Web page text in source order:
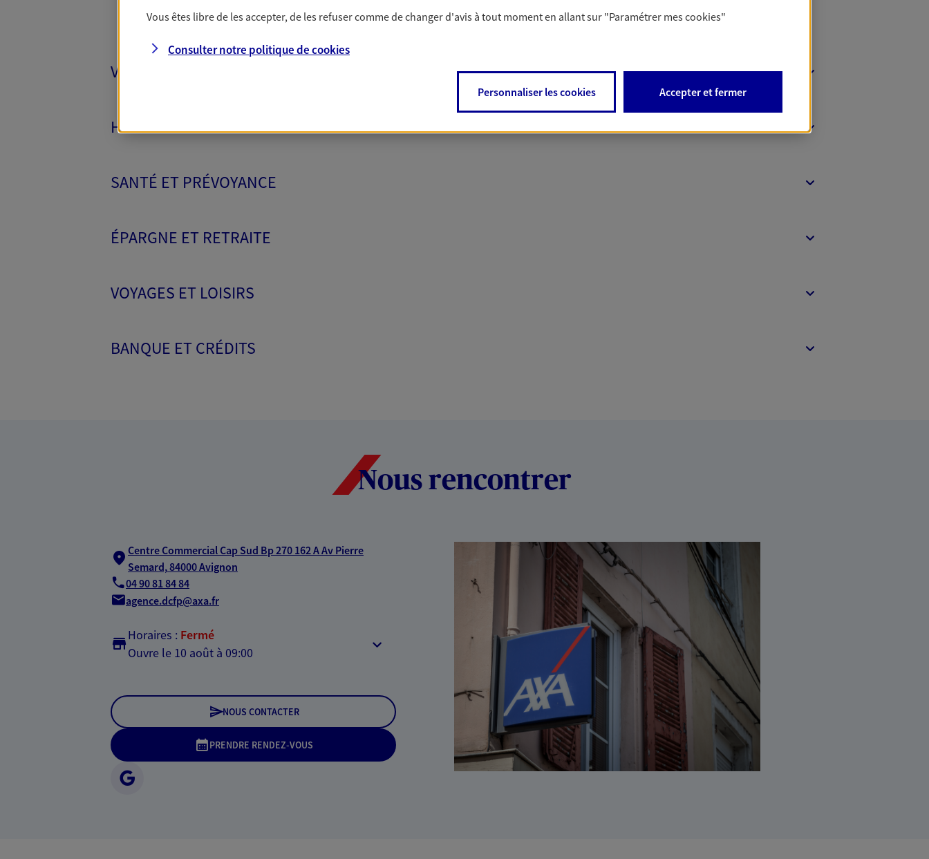
PARTICULIERS PRO & ENTREPRISES
VÉHICULES
HABITATION
SANTÉ ET PRÉVOYANCE
ÉPARGNE ET RETRAITE
VOYAGES ET LOISIRS
BANQUE ET CRÉDITS
Nous rencontrer
Centre Commercial Cap Sud Bp 270 162 A Av Pierre
Semard,84000 Avignon
04 90 81 84 84
agence.dcfp@axa.fr
Horaires : Fermé
Ouvre le 10 août à 09:00
NOUS CONTACTER
PRENDRE RENDEZ-VOUS
Vous êtes libre de les accepter, de les refuser comme de changer d'avis à tout moment en allant sur "Paramétrer mescookies"
Consulter notre politique decookies
Personnaliser les cookies Accepter et fermer